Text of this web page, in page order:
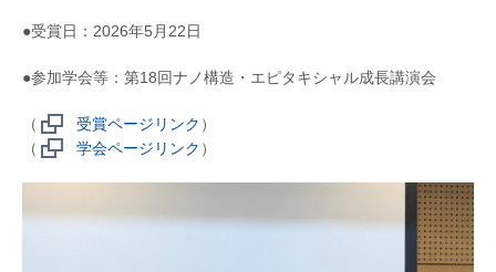
●受賞日：2026年5月22日
●参加学会等：第18回ナノ構造・エピタキシャル成長講演会
（ 受賞ページリンク ）
（
学会ページリンク ）